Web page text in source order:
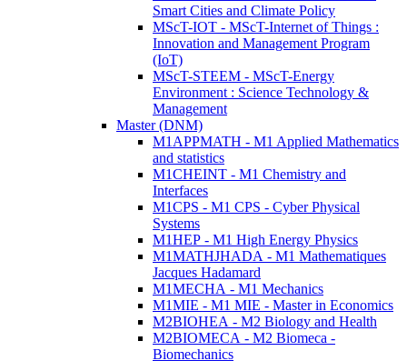
Smart Cities and Climate Policy
MScT-IOT - MScT-Internet of Things :
Innovation and Management Program
(IoT)
MScT-STEEM - MScT-Energy
Environment : Science Technology &
Management
Master (DNM)
M1APPMATH - M1 Applied Mathematics
and statistics
M1CHEINT - M1 Chemistry and
Interfaces
M1CPS - M1 CPS - Cyber Physical
Systems
M1HEP - M1 High Energy Physics
M1MATHJHADA - M1 Mathematiques
Jacques Hadamard
M1MECHA - M1 Mechanics
M1MIE - M1 MIE - Master in Economics
M2BIOHEA - M2 Biology and Health
M2BIOMECA - M2 Biomeca -
Biomechanics